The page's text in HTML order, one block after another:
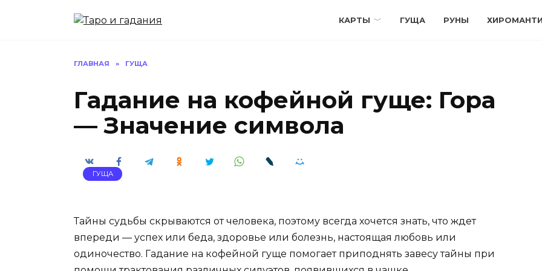
КАРТЫ ГУЩА РУНЫ
ГЛАВНАЯ » ГУЩА
Гадание на кофейной гуще: Гора
— Значение символа
ГУЩА
Тайны судьбы скрываются от человека, поэтому всегда хочется знать, что ждет
впереди — успех или беда, здоровье или болезнь, настоящая любовь или
одиночество. Гадание на кофейной гуще помогает приподнять завесу тайны при